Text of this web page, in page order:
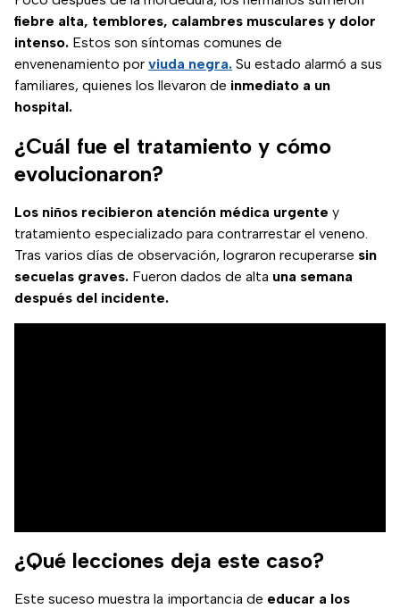
fiebre alta, temblores, calambres musculares y dolor
intenso. Estos son síntomas comunes de
envenenamiento por viuda negra. Su estado alarmó a sus
familiares, quienes los llevaron de inmediato a un
hospital.
¿Cuál fue el tratamiento y cómo
evolucionaron?
Los niños recibieron atención médica urgente y
tratamiento especializado para contrarrestar el veneno.
Tras varios días de observación, lograron recuperarse sin
secuelas graves. Fueron dados de alta una semana
después del incidente.
¿Qué lecciones deja este caso?
Este suceso muestra la importancia de educar a los